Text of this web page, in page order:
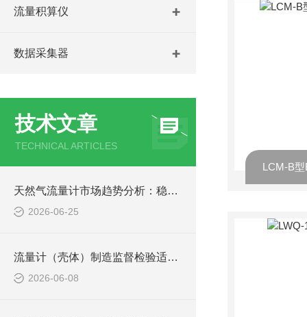
流量积算仪
数据采集器
技术文章
TECHNICAL ARTICLES
天然气流量计市场趋势分析：稳中有进，智能化与国产化双轮驱动
2026-06-25
流量计（壳体）制造监督检验适用范围
2026-06-08
LCM-B